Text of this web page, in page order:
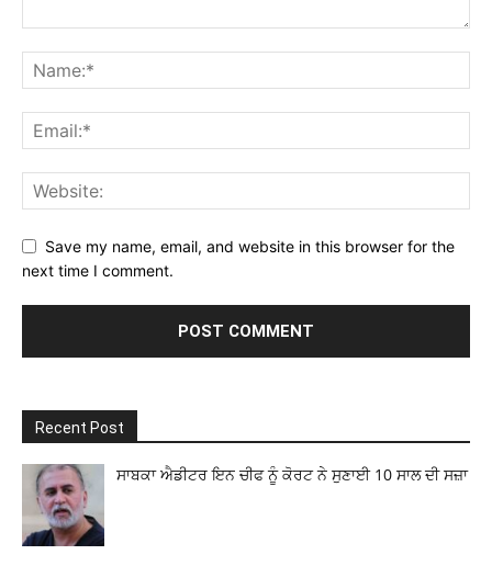
Save my name, email, and website in this browser for the
next time I comment.
Recent Post
ਸਾਬਕਾ ਐਡੀਟਰ ਇਨ ਚੀਫ ਨੂੰ ਕੋਰਟ ਨੇ ਸੁਣਾਈ 10 ਸਾਲ ਦੀ ਸਜ਼ਾ